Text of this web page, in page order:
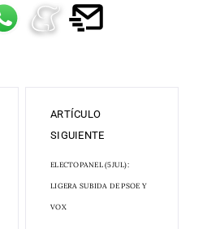
ARTÍCULO
SIGUIENTE
ELECTOPANEL (5JUL):
LIGERA SUBIDA DE PSOE Y
VOX